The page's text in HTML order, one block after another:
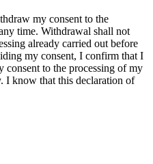
my consent to the
time. Withdrawal shall not
already carried out before
my consent, I confirm that I
consent to the processing of my
I know that this declaration of